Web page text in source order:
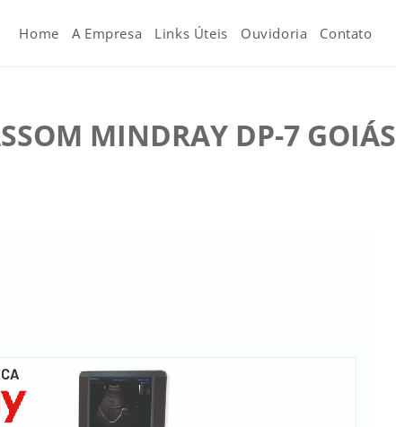
Home A Empresa Links Úteis Ouvidoria Contato
MINDRAY DP-7 GOIÁS